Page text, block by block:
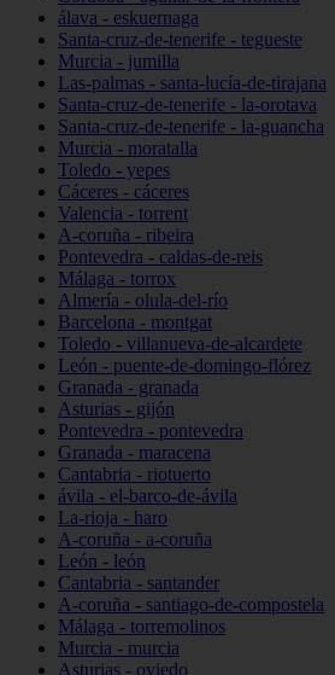
álava - eskuernaga
Santa-cruz-de-tenerife - tegueste
Murcia - jumilla
Las-palmas - santa-lucía-de-tirajana
Santa-cruz-de-tenerife - la-orotava
Santa-cruz-de-tenerife - la-guancha
Murcia - moratalla
Toledo - yepes
Cáceres - cáceres
Valencia - torrent
A-coruña - ribeira
Pontevedra - caldas-de-reis
Málaga - torrox
Almería - olula-del-río
Barcelona - montgat
Toledo - villanueva-de-alcardete
León - puente-de-domingo-flórez
Granada - granada
Asturias - gijón
Pontevedra - pontevedra
Granada - maracena
Cantabria - riotuerto
ávila - el-barco-de-ávila
La-rioja - haro
A-coruña - a-coruña
León - león
Cantabria - santander
A-coruña - santiago-de-compostela
Málaga - torremolinos
Murcia - murcia
Asturias - oviedo